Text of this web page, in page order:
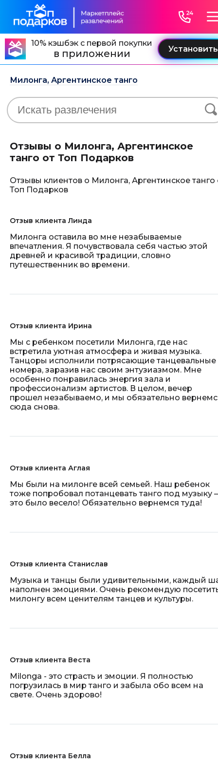
10% кэшбэк с первой покупки
в приложении
Милонга, Аргентинское танго
Отзывы о Милонга, Аргентинское
танго от Топ Подарков
Отзывы клиентов о Милонга, Аргентинское танго
Топ Подарков
Отзыв клиента Линда
Милонга оставила во мне незабываемые
впечатления. Я почувствовала себя частью этой
древней и красивой традиции, словно
путешественник во времени.
Отзыв клиента Ирина
Мы с ребенком посетили Милонга, где нас
встретила уютная атмосфера и живая музыка.
Танцоры исполнили потрясающие танцевальные
номера, заразив нас своим энтузиазмом. Мне
особенно понравилась энергия зала и
профессионализм артистов. В целом, вечер
прошел незабываемо, и мы обязательно
сюда снова.
Отзыв клиента Аглая
Мы были на милонге всей семьей. Наш ребенок
тоже попробовал потанцевать танго под музыку –
это было весело! Обязательно вернемся туда!
Отзыв клиента Станислав
Музыка и танцы были удивительными, каждый
наполнен эмоциями. Очень рекомендую
милонгу всем ценителям танцев и культуры.
Отзыв клиента Веста
Milonga - это страсть и эмоции. Я полностью
погрузилась в мир танго и забыла обо всем на
свете. Очень здорово!
Отзыв клиента Белла